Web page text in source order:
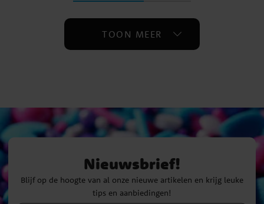
TOON MEER
Nieuwsbrief!
Blijf op de hoogte van al onze nieuwe artikelen en krijg leuke
tips en aanbiedingen!